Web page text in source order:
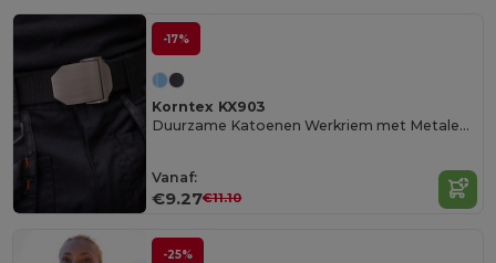
-17%
Korntex KX903
Duurzame Katoenen Werkriem met Metalen Gesp
Vanaf:
€9.27€11.10
-25%